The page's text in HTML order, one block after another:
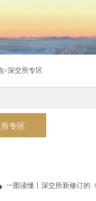
>深交所专区
专区
一图读懂丨深交所新修订的